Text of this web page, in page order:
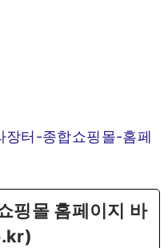
터-종합쇼핑몰-홈페
핑몰 홈페이지 바